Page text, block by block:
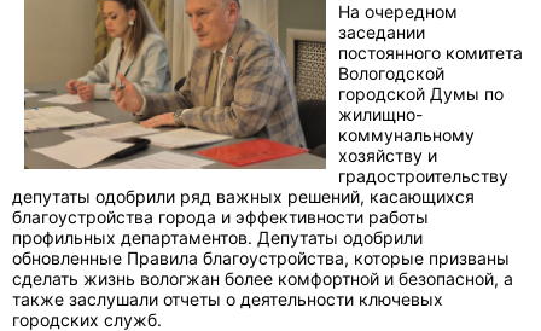
На очередном
заседании
постоянного комитета
Вологодской
городской Думы по
жилищно-
коммунальному
хозяйству и
градостроительству
депутаты одобрили ряд важных решений, касающихся
благоустройства города и эффективности работы
профильных департаментов. Депутаты одобрили
обновленные Правила благоустройства, которые призваны
сделать жизнь вологжан более комфортной и безопасной, а
также заслушали отчеты о деятельности ключевых
городских служб.